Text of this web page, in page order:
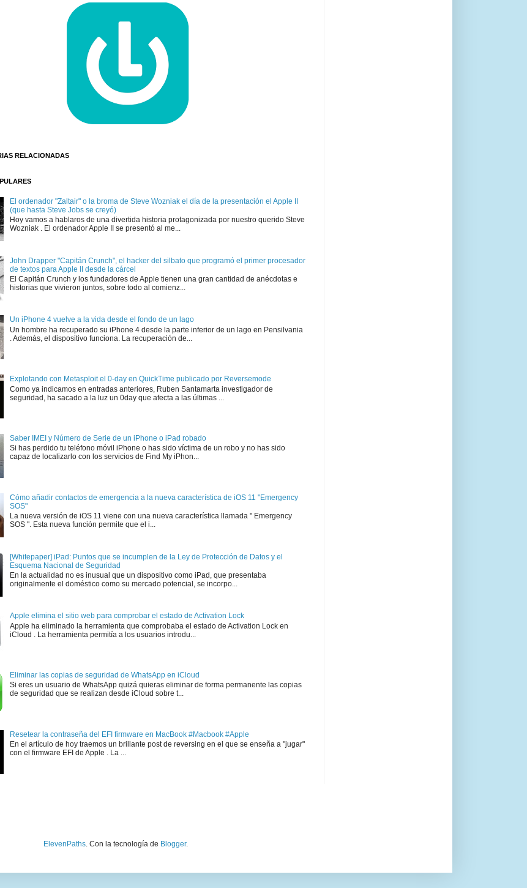
RELACIONADAS
El ordenador "Zaltair" o la broma de Steve Wozniak el día de la presentación el Apple II
(que hasta Steve Jobs se creyó)
Hoy vamos a hablaros de una divertida historia protagonizada por nuestro querido Steve
Wozniak . El ordenador Apple II se presentó al me...
John Drapper "Capitán Crunch", el hacker del silbato que programó el primer procesador
de textos para Apple II desde la cárcel
El Capitán Crunch y los fundadores de Apple tienen una gran cantidad de anécdotas e
historias que vivieron juntos, sobre todo al comienz...
Un iPhone 4 vuelve a la vida desde el fondo de un lago
Un hombre ha recuperado su iPhone 4 desde la parte inferior de un lago en Pensilvania
. Además, el dispositivo funciona. La recuperación de...
Explotando con Metasploit el 0-day en QuickTime publicado por Reversemode
Como ya indicamos en entradas anteriores, Ruben Santamarta investigador de
seguridad, ha sacado a la luz un 0day que afecta a las últimas ...
Saber IMEI y Número de Serie de un iPhone o iPad robado
Si has perdido tu teléfono móvil iPhone o has sido víctima de un robo y no has sido
capaz de localizarlo con los servicios de Find My iPhon...
Cómo añadir contactos de emergencia a la nueva característica de iOS 11 "Emergency
SOS"
La nueva versión de iOS 11 viene con una nueva característica llamada " Emergency
SOS ". Esta nueva función permite que el i...
[Whitepaper] iPad: Puntos que se incumplen de la Ley de Protección de Datos y el
Esquema Nacional de Seguridad
En la actualidad no es inusual que un dispositivo como iPad, que presentaba
originalmente el doméstico como su mercado potencial, se incorpo...
Apple elimina el sitio web para comprobar el estado de Activation Lock
Apple ha eliminado la herramienta que comprobaba el estado de Activation Lock en
iCloud . La herramienta permitía a los usuarios introdu...
Eliminar las copias de seguridad de WhatsApp en iCloud
Si eres un usuario de WhatsApp quizá quieras eliminar de forma permanente las copias
de seguridad que se realizan desde iCloud sobre t...
Resetear la contraseña del EFI firmware en MacBook #Macbook #Apple
En el artículo de hoy traemos un brillante post de reversing en el que se enseña a "jugar"
con el firmware EFI de Apple . La ...
ElevenPaths. Con la tecnología de Blogger.